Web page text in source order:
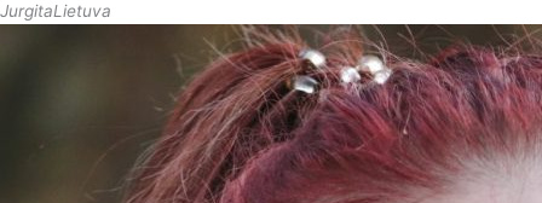
JurgitaLietuva